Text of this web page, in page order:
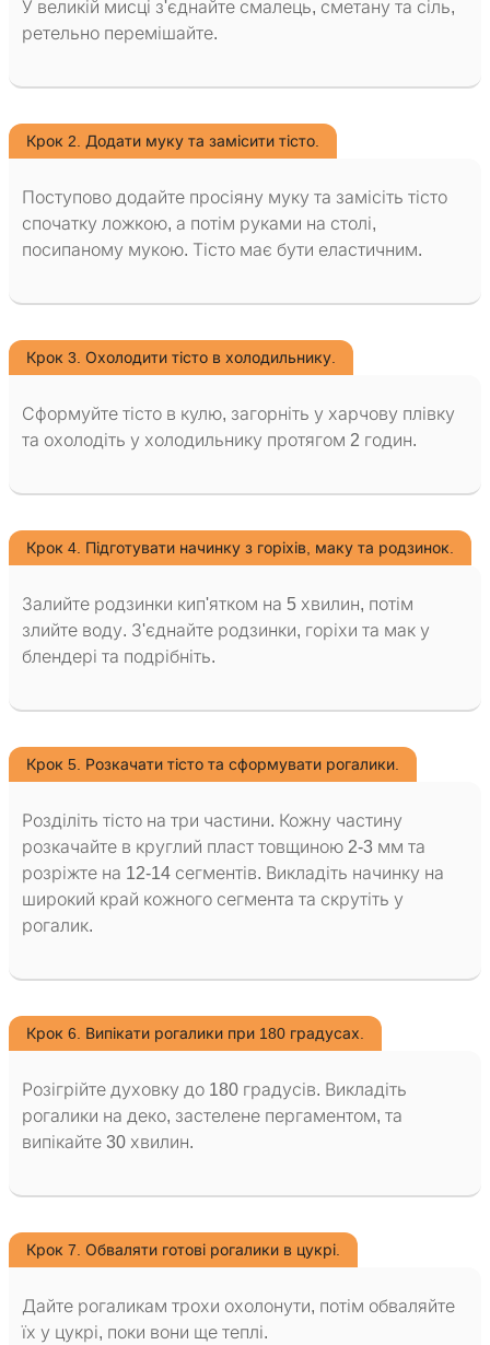
У великій мисці з'єднайте смалець, сметану та сіль,
ретельно перемішайте.
Крок 2. Додати муку та замісити тісто.
Поступово додайте просіяну муку та замісіть тісто
спочатку ложкою, а потім руками на столі,
посипаному мукою. Тісто має бути еластичним.
Крок 3. Охолодити тісто в холодильнику.
Сформуйте тісто в кулю, загорніть у харчову плівку
та охолодіть у холодильнику протягом 2 годин.
Крок 4. Підготувати начинку з горіхів, маку та родзинок.
Залийте родзинки кип'ятком на 5 хвилин, потім
злийте воду. З'єднайте родзинки, горіхи та мак у
блендері та подрібніть.
Крок 5. Розкачати тісто та сформувати рогалики.
Розділіть тісто на три частини. Кожну частину
розкачайте в круглий пласт товщиною 2-3 мм та
розріжте на 12-14 сегментів. Викладіть начинку на
широкий край кожного сегмента та скрутіть у
рогалик.
Крок 6. Випікати рогалики при 180 градусах.
Розігрійте духовку до 180 градусів. Викладіть
рогалики на деко, застелене пергаментом, та
випікайте 30 хвилин.
Крок 7. Обваляти готові рогалики в цукрі.
Дайте рогаликам трохи охолонути, потім обваляйте
їх у цукрі, поки вони ще теплі.